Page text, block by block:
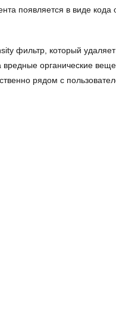
появляется в виде
фильтр, который
органические
рядом с